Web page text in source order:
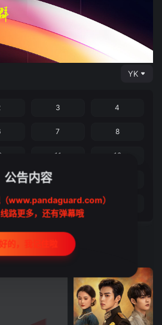
YK
3 4
7 8
11 12
19
公告内容
www.pandaguard.com）
路更多，还有弹幕哦
好的，我记住啦